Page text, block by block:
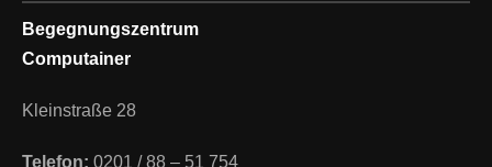
Begegnungszentrum
Computainer
Kleinstraße 28
Telefon: 0201 / 88 – 51 754